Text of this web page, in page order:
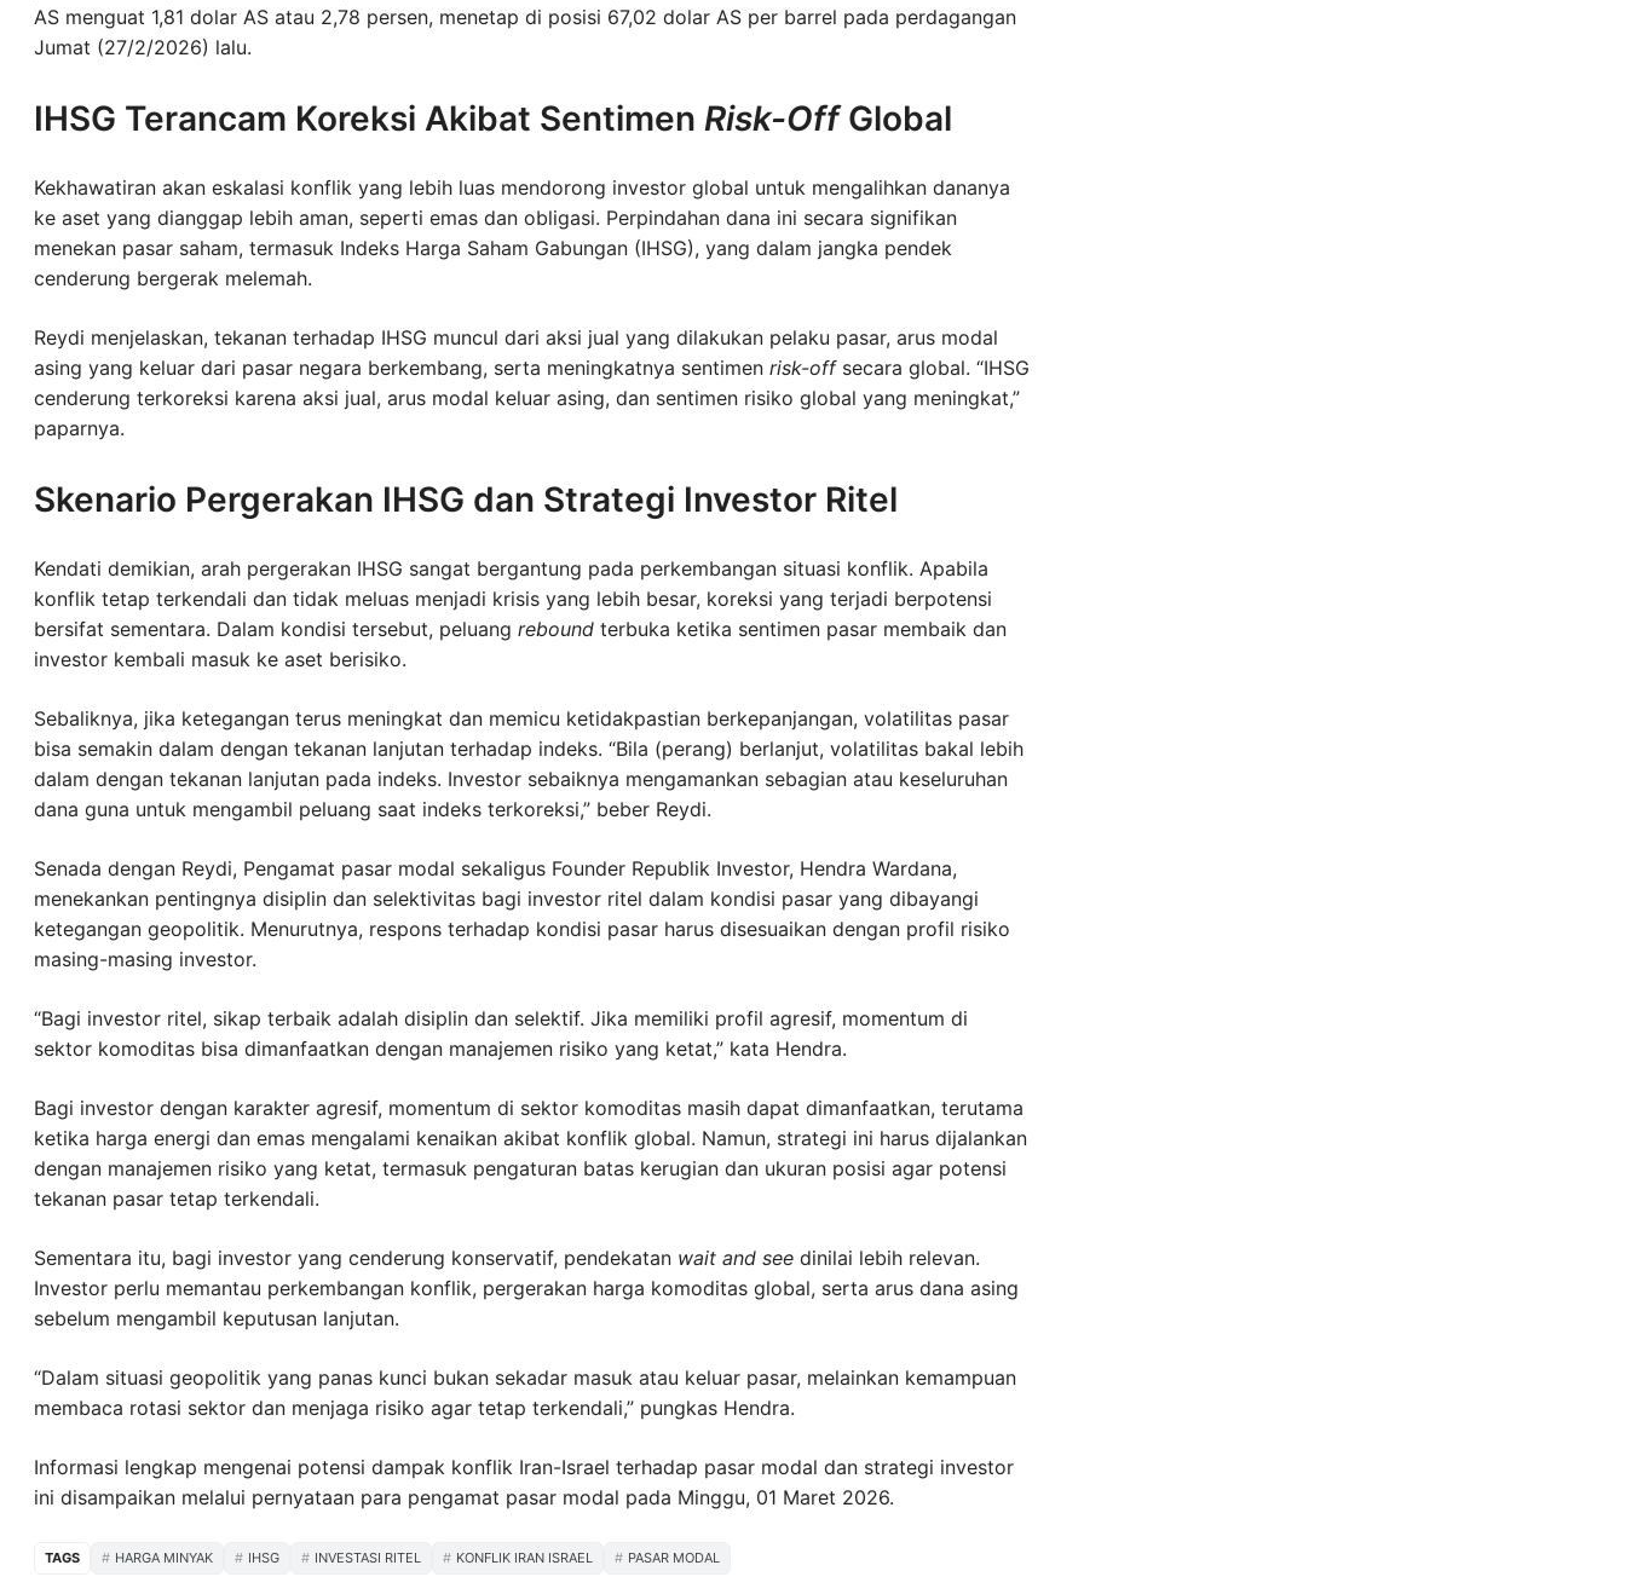
AS menguat 1,81 dolar AS atau 2,78 persen, menetap di posisi 67,02 dolar AS per barrel pada perdagangan
Jumat (27/2/2026) lalu.
IHSG Terancam Koreksi Akibat Sentimen Risk-OffGlobal
Kekhawatiran akan eskalasi konflik yang lebih luas mendorong investor global untuk mengalihkan dananya
ke aset yang dianggap lebih aman, seperti emas dan obligasi. Perpindahan dana ini secara signifikan
menekan pasar saham, termasuk Indeks Harga Saham Gabungan (IHSG), yang dalam jangka pendek
cenderung bergerak melemah.
Reydi menjelaskan, tekanan terhadap IHSG muncul dari aksi jual yang dilakukan pelaku pasar, arus modal
asing yang keluar dari pasar negara berkembang, serta meningkatnya sentimen risk-offsecara global. “IHSG
cenderung terkoreksi karena aksi jual, arus modal keluar asing, dan sentimen risiko global yang meningkat,”
paparnya.
Skenario Pergerakan IHSG dan Strategi Investor Ritel
Kendati demikian, arah pergerakan IHSG sangat bergantung pada perkembangan situasi konflik. Apabila
konflik tetap terkendali dan tidak meluas menjadi krisis yang lebih besar, koreksi yang terjadi berpotensi
bersifat sementara. Dalam kondisi tersebut, peluang rebound terbuka ketika sentimen pasar membaik dan
investor kembali masuk ke aset berisiko.
Sebaliknya, jika ketegangan terus meningkat dan memicu ketidakpastian berkepanjangan, volatilitas pasar
bisa semakin dalam dengan tekanan lanjutan terhadap indeks. “Bila (perang) berlanjut, volatilitas bakal lebih
dalam dengan tekanan lanjutan pada indeks. Investor sebaiknya mengamankan sebagian atau keseluruhan
dana guna untuk mengambil peluang saat indeks terkoreksi,” beber Reydi.
Senada dengan Reydi, Pengamat pasar modal sekaligus Founder Republik Investor, Hendra Wardana,
menekankan pentingnya disiplin dan selektivitas bagi investor ritel dalam kondisi pasar yang dibayangi
ketegangan geopolitik. Menurutnya, respons terhadap kondisi pasar harus disesuaikan dengan profil risiko
masing-masing investor.
“Bagi investor ritel, sikap terbaik adalah disiplin dan selektif. Jika memiliki profil agresif, momentum di
sektor komoditas bisa dimanfaatkan dengan manajemen risiko yang ketat,” kata Hendra.
Bagi investor dengan karakter agresif, momentum di sektor komoditas masih dapat dimanfaatkan, terutama
ketika harga energi dan emas mengalami kenaikan akibat konflik global. Namun, strategi ini harus dijalankan
dengan manajemen risiko yang ketat, termasuk pengaturan batas kerugian dan ukuran posisi agar potensi
tekanan pasar tetap terkendali.
Sementara itu, bagi investor yang cenderung konservatif, pendekatan wait and see dinilai lebih relevan.
Investor perlu memantau perkembangan konflik, pergerakan harga komoditas global, serta arus dana asing
sebelum mengambil keputusan lanjutan.
“Dalam situasi geopolitik yang panas kunci bukan sekadar masuk atau keluar pasar, melainkan kemampuan
membaca rotasi sektor dan menjaga risiko agar tetap terkendali,” pungkas Hendra.
Informasi lengkap mengenai potensi dampak konflik Iran-Israel terhadap pasar modal dan strategi investor
ini disampaikan melalui pernyataan para pengamat pasar modal pada Minggu, 01 Maret 2026.
TAGS HARGA MINYAK IHSG INVESTASI RITEL KONFLIK IRAN ISRAEL PASAR MODAL